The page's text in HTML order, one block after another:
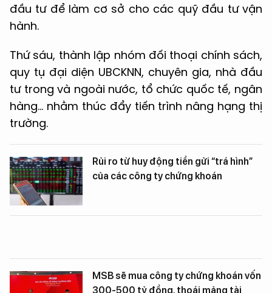
đầu tư để làm cơ sở cho các quỹ đầu tư vận
hành.
Thứ sáu, thành lập nhóm đối thoại chính sách,
quy tụ đại diện UBCKNN, chuyên gia, nhà đầu
tư trong và ngoài nước, tổ chức quốc tế, ngân
hàng… nhằm thúc đẩy tiến trình nâng hạng thị
trường.
Rủi ro từ huy động tiền gửi “trá hình”
của các công ty chứng khoán
MSB sẽ mua công ty chứng khoán vốn
300-500 tỷ đồng, thoái mảng tài